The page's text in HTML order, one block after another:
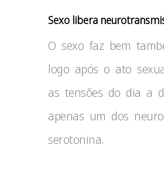
Sexo libera
O sexo faz bem
logo após o ato
as tensões do dia a
apenas um dos
serotonina.